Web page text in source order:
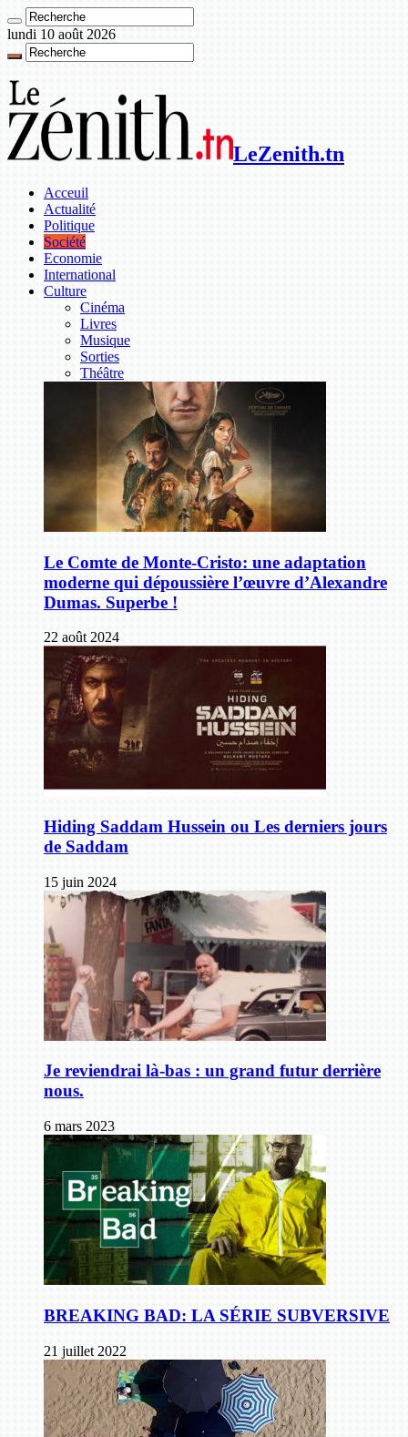
lundi 10 août 2026
LeZenith.tn
Acceuil
Actualité
Politique
Société
Economie
International
Culture
Cinéma
Livres
Musique
Sorties
Théâtre
Le Comte de Monte-Cristo: une adaptation
moderne qui dépoussière l’œuvre d’Alexandre
Dumas. Superbe !
22 août 2024
Hiding Saddam Hussein ou Les derniers jours
de Saddam
15 juin 2024
Je reviendrai là-bas : un grand futur derrière
nous.
6 mars 2023
BREAKING BAD: LA SÉRIE SUBVERSIVE
21 juillet 2022